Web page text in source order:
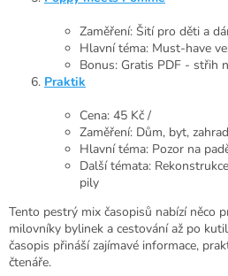
Zaměření: Šití pro děti a
Hlavní téma: Must-have
Bonus: Gratis PDF - střih
Praktik
Cena: 45 Kč /
Zaměření: Dům, byt,
Hlavní téma: Pozor na
Další témata:
pily
Tento pestrý mix časopisů nabízí něco
milovníky bylinek a cestování až po
časopis přináší zajímavé informace,
čtenáře.